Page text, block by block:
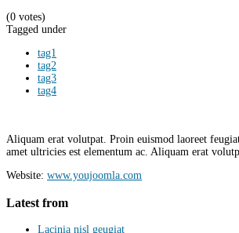
(0 votes)
Tagged under
tag1
tag2
tag3
tag4
Aliquam erat volutpat. Proin euismod laoreet
amet ultricies est elementum ac. Aliquam erat
Website: www.youjoomla.com
Latest from
Lacinia nisl geugiat